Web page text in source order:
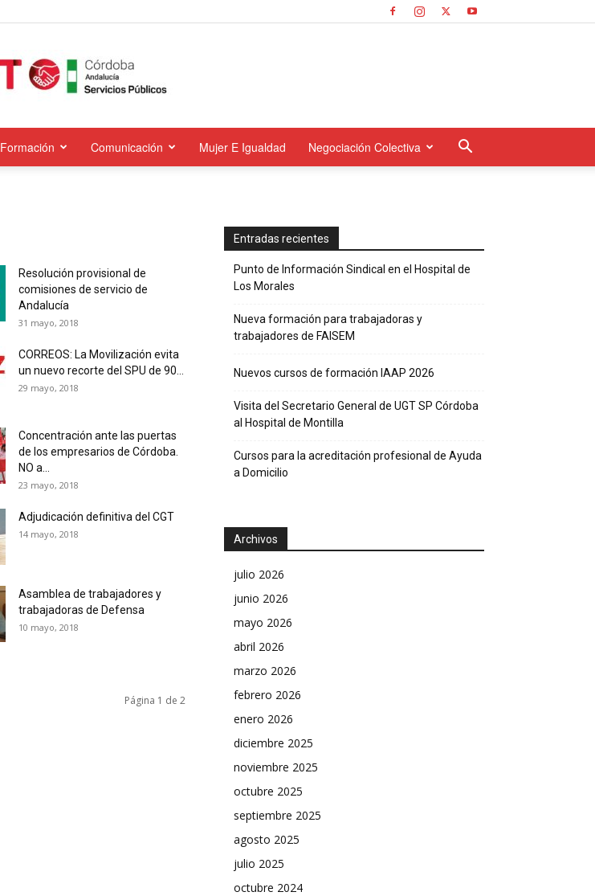
Públicos
Formación Comunicación Mujer E Igualdad Negociación Colectiva
Resolución provisional de
comisiones de servicio de
Andalucía
31 mayo, 2018
CORREOS: La Movilización evita
un nuevo recorte del SPU de 90...
29 mayo, 2018
Concentración ante las puertas
de los empresarios de Córdoba.
NO a...
23 mayo, 2018
Adjudicación definitiva del CGT
14 mayo, 2018
Asamblea de trabajadores y
trabajadoras de Defensa
10 mayo, 2018
Página 1 de 2
Entradas recientes
Punto de Información Sindical en el Hospital de
Los Morales
Nueva formación para trabajadoras y
trabajadores de FAISEM
Nuevos cursos de formación IAAP 2026
Visita del Secretario General de UGT SP Córdoba
al Hospital de Montilla
Cursos para la acreditación profesional de Ayuda
a Domicilio
Archivos
julio 2026
junio 2026
mayo 2026
abril 2026
marzo 2026
febrero 2026
enero 2026
diciembre 2025
noviembre 2025
octubre 2025
septiembre 2025
agosto 2025
julio 2025
octubre 2024